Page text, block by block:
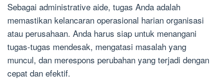
Sebagai administrative aide, tugas Anda adalah
memastikan kelancaran operasional harian organisasi
atau perusahaan. Anda harus siap untuk menangani
tugas-tugas mendesak, mengatasi masalah yang
muncul, dan merespons perubahan yang terjadi dengan
cepat dan efektif.